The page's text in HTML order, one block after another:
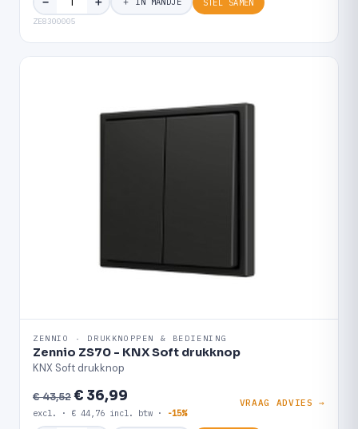
ZE8300005
ZENNIO · DRUKKNOPPEN & BEDIENING
Zennio ZS70 - KNX Soft drukknop
KNX Soft drukknop
€ 43,52€ 36,99
excl. · € 44,76 incl. btw · -15%
VRAAG ADVIES →